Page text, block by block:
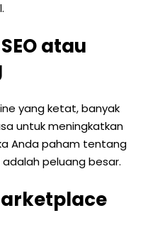
atau
yang ketat, banyak
untuk meningkatkan
Anda paham tentang
peluang besar.